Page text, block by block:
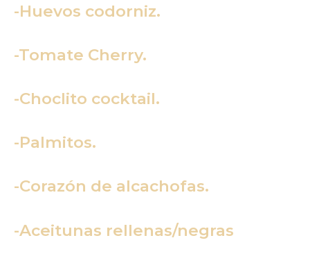
-Huevos codorniz.
-Tomate Cherry.
-Choclito cocktail.
-Palmitos.
-Corazón de alcachofas.
-Aceitunas rellenas/negras